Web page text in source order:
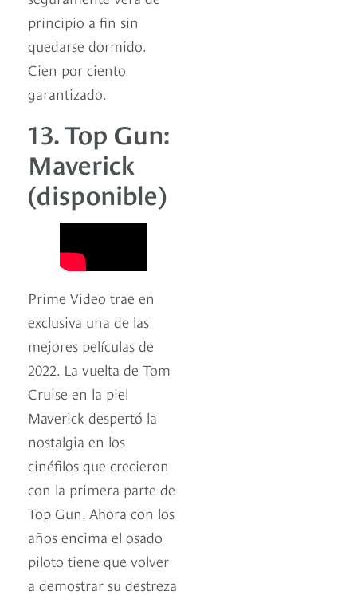
principio a fin sin
quedarse dormido.
Cien por ciento
garantizado.
13. Top Gun:
Maverick
(disponible)
Prime Video trae en
exclusiva una de las
mejores películas de
2022. La vuelta de Tom
Cruise en la piel
Maverick despertó la
nostalgia en los
cinéfilos que crecieron
con la primera parte de
Top Gun. Ahora con los
años encima el osado
piloto tiene que volver
a demostrar su destreza